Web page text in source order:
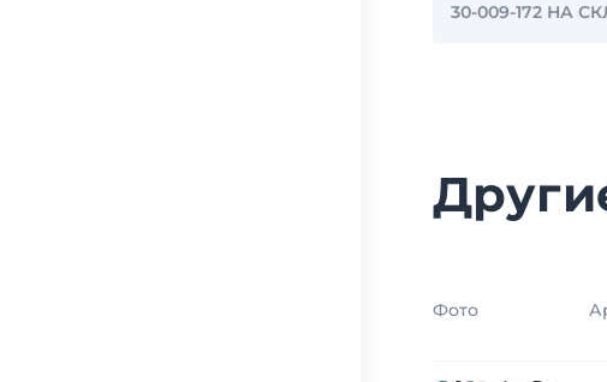
30-009-172 НА
Фото